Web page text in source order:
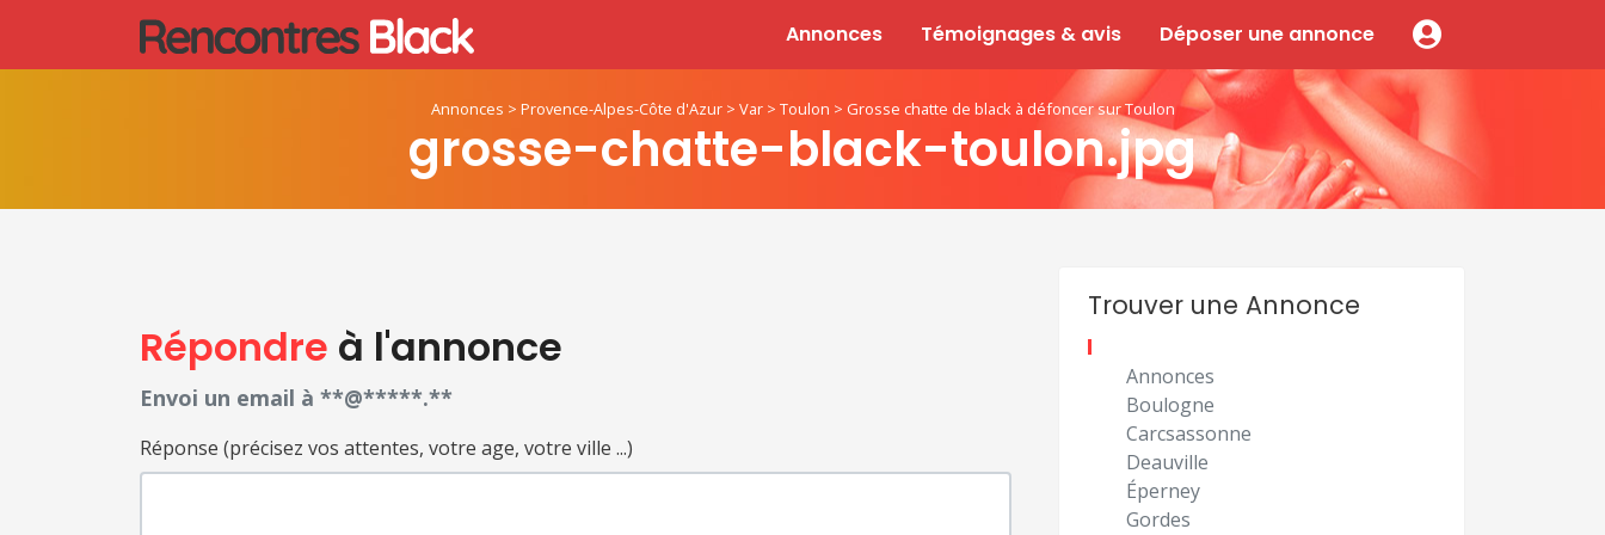
Annonces Témoignages & avis Déposer une annonce
Annonces > Provence-Alpes-Côte d'Azur> Var> Toulon > Grosse chatte de black à défoncer sur Toulon
grosse-chatte-black-toulon.jpg
Répondre à l'annonce
Envoi un email à **@*****.**
Réponse (précisez vos attentes, votre age, votre ville ...)
Trouver une Annonce
Annonces
Boulogne
Carcsassonne
Deauville
Éperney
Gordes